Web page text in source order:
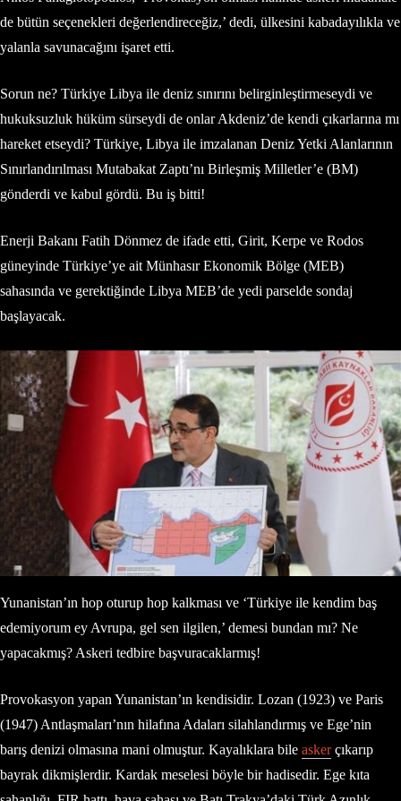
de bütün seçenekleri değerlendireceğiz,’ dedi, ülkesini kabadayılıkla ve
yalanla savunacağını işaret etti.
Sorun ne? Türkiye Libya ile deniz sınırını belirginleştirmeseydi ve
hukuksuzluk hüküm sürseydi de onlar Akdeniz’de kendi çıkarlarına mı
hareket etseydi? Türkiye, Libya ile imzalanan Deniz Yetki Alanlarının
Sınırlandırılması Mutabakat Zaptı’nı Birleşmiş Milletler’e (BM)
gönderdi ve kabul gördü. Bu iş bitti!
Enerji Bakanı Fatih Dönmez de ifade etti, Girit, Kerpe ve Rodos
güneyinde Türkiye’ye ait Münhasır Ekonomik Bölge (MEB)
sahasında ve gerektiğinde Libya MEB’de yedi parselde sondaj
başlayacak.
Yunanistan’ın hop oturup hop kalkması ve ‘Türkiye ile kendim baş
edemiyorum ey Avrupa, gel sen ilgilen,’ demesi bundan mı? Ne
yapacakmış? Askeri tedbire başvuracaklarmış!
Provokasyon yapan Yunanistan’ın kendisidir. Lozan (1923) ve Paris
(1947) Antlaşmaları’nın hilafına Adaları silahlandırmış ve Ege’nin
barış denizi olmasına mani olmuştur. Kayalıklara bile askerçıkarıp
bayrak dikmişlerdir. Kardak meselesi böyle bir hadisedir. Ege kıta